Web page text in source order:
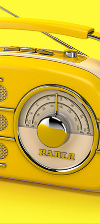
de la sessió plenària
ha servit per
dues regidores de
Salarich i Susana
de gener, les dues
de deixar els seus
personals.
rebut una
que és el màxim
el consistori blanenc.
de comiat als